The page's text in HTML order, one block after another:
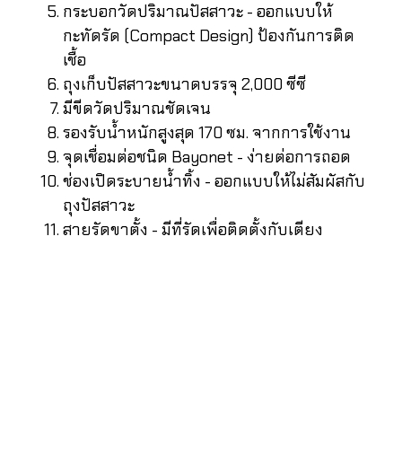
กระบอกวัดปริมาณปัสสาวะ - ออกแบบให้
กะทัดรัด (Compact Design) ป้องกันการติด
เชื้อ
ถุงเก็บปัสสาวะขนาดบรรจุ 2,000 ซีซี
มีขีดวัดปริมาณชัดเจน
รองรับน้ำหนักสูงสุด 170 ซม. จากการใช้งาน
จุดเชื่อมต่อชนิด Bayonet - ง่ายต่อการถอด
ช่องเปิดระบายน้ำทิ้ง - ออกแบบให้ไม่สัมผัสกับ
ถุงปัสสาวะ
สายรัดขาตั้ง - มีที่รัดเพื่อติดตั้งกับเตียง